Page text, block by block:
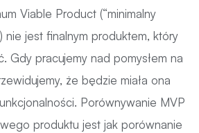
Viable Product (“minimalny
nie jest finalnym produktem, który
Gdy pracujemy nad pomysłem na
że będzie miała ona
Porównywanie MVP
produktu jest jak porównanie